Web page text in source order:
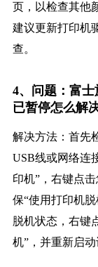
页，以检查其他
建议更新打印机
查。
4、问题：富
已暂停怎么解
解决方法：首先
USB线或网络连
印机”，右键点
保“使用打印机
脱机状态，右键
机”，并重新启动